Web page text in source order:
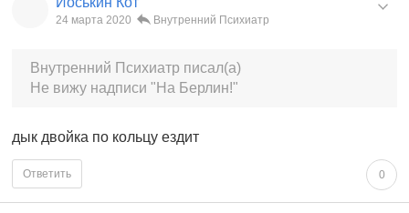
24 марта 2020 Внутренний Психиатр
Внутренний Психиатр писал(а)
Не вижу надписи "На Берлин!"
дык двойка по кольцу ездит
0
Ответить